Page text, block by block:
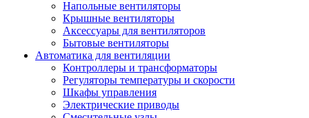
Напольные вентиляторы
Крышные вентиляторы
Аксессуары для вентиляторов
Бытовые вентиляторы
Автоматика для вентиляции
Контроллеры и трансформаторы
Регуляторы температуры и скорости
Шкафы управления
Электрические приводы